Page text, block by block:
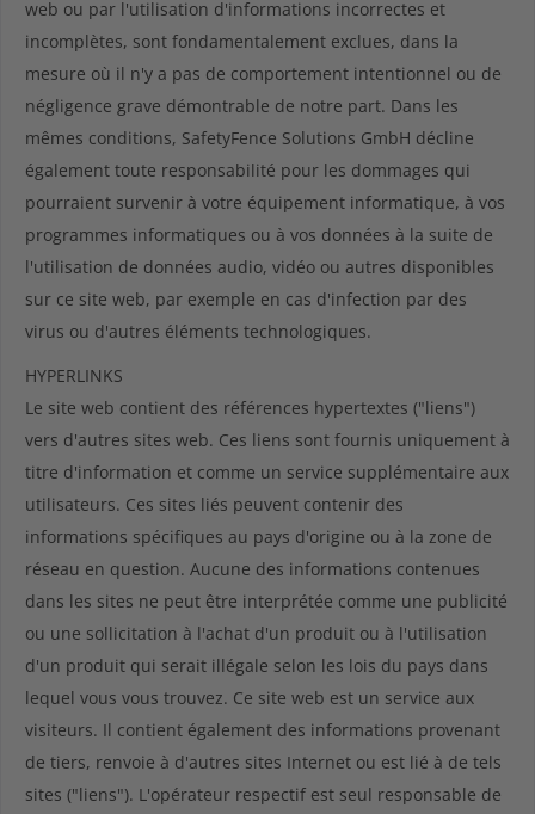
web ou par l'utilisation d'informations incorrectes et
incomplètes, sont fondamentalement exclues, dans la
mesure où il n'y a pas de comportement intentionnel ou de
négligence grave démontrable de notre part. Dans les
mêmes conditions, SafetyFence Solutions GmbH décline
également toute responsabilité pour les dommages qui
pourraient survenir à votre équipement informatique, à vos
programmes informatiques ou à vos données à la suite de
l'utilisation de données audio, vidéo ou autres disponibles
sur ce site web, par exemple en cas d'infection par des
virus ou d'autres éléments technologiques.
HYPERLINKS
Le site web contient des références hypertextes ("liens")
vers d'autres sites web. Ces liens sont fournis uniquement à
titre d'information et comme un service supplémentaire aux
utilisateurs. Ces sites liés peuvent contenir des
informations spécifiques au pays d'origine ou à la zone de
réseau en question. Aucune des informations contenues
dans les sites ne peut être interprétée comme une publicité
ou une sollicitation à l'achat d'un produit ou à l'utilisation
d'un produit qui serait illégale selon les lois du pays dans
lequel vous vous trouvez. Ce site web est un service aux
visiteurs. Il contient également des informations provenant
de tiers, renvoie à d'autres sites Internet ou est lié à de tels
sites ("liens"). L'opérateur respectif est seul responsable de